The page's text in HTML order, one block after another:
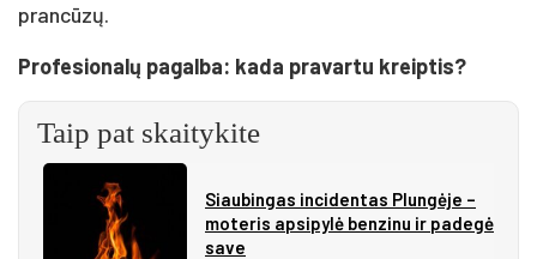
prancūzų.
Profesionalų pagalba: kada pravartu kreiptis?
Taip pat skaitykite
Siau­bin­gas in­ci­den­tas Plun­gė­je –
mo­te­ris ap­si­py­lė ben­zi­nu ir pa­de­gė
sa­ve